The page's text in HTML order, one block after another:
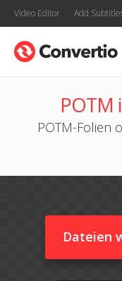
Video Editor Add
POTM
POTM-Folien
Dateien